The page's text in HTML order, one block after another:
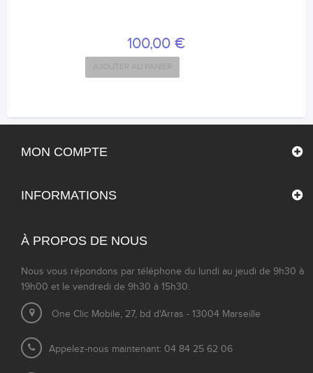
100,00 €
AJOUTER AU PANIER
MON COMPTE
INFORMATIONS
À PROPOS DE NOUS
Nous vous répondons par téléphone du lundi au jeudi de 9h30 à
19h00 et le vendredi de 9h30 à 15h30.
One Clic Mobile, 27, bd d'Arras - 13004 Marseille
Appelez-nous maintenant: 04 84 25 62 06